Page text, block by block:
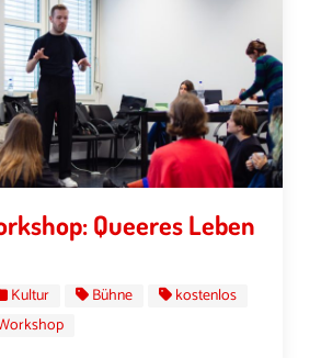
Queeres Leben
Kultur Bühne
kostenlos